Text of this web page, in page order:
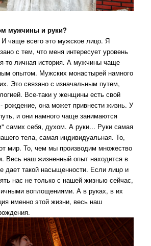
мужчины и руки?
чаще всего это мужское лицо. Я
с тем, что меня интересует уровень
то личная история. А мужчины чаще
опытом. Мужских монастырей намного
Это связано с изначальным путем,
Все-таки у женщины есть свой
рождение, она может привнести жизнь. У
и они намного чаще занимаются
самих себя, духом. А руки... Руки самая
тела, самая индивидуальная. То,
мир. То, чем мы производим множество
Весь наш жизненный опыт находится в
дает такой насыщенности. Если лицо и
нас не только с нашей жизнью сейчас,
воплощениями. А в руках, в их
именно этой жизни, весь наш